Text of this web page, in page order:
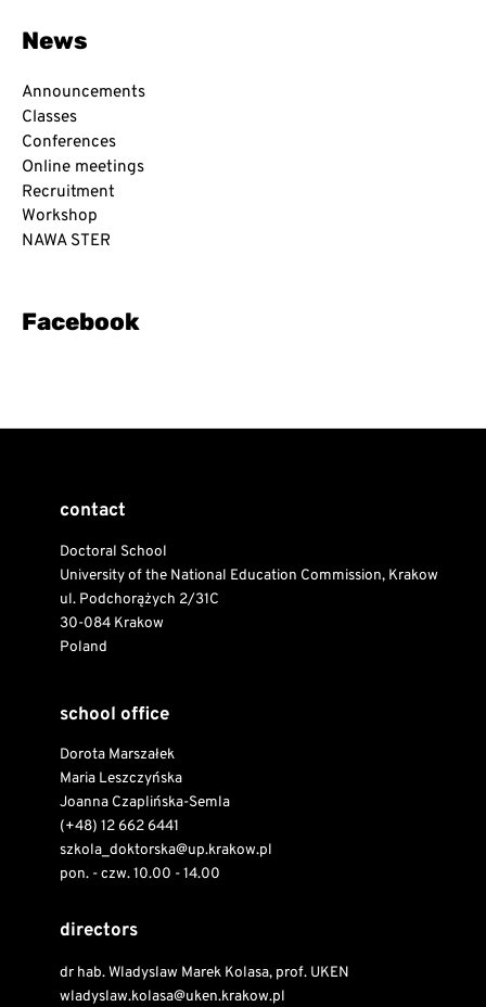
h
f
r
:
News
Announcements
Classes
Conferences
Online meetings
Recruitment
Workshop
NAWA STER
Facebook
contact
Doctoral School
University of the National Education Commission, Krakow
ul. Podchorążych 2/31C
30-084 Krakow
Poland
school office
Dorota Marszałek
Maria Leszczyńska
Joanna Czaplińska-Semla
(+48) 12 662 6441
szkola_doktorska@up.krakow.pl
pon. - czw. 10.00 - 14.00
directors
dr hab. Wladyslaw Marek Kolasa, prof. UKEN
wladyslaw.kolasa@uken.krakow.pl